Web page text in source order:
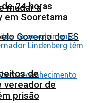
mudar a
Governo do ES
24 horas
em Sooretama
de
vereador de
prisão